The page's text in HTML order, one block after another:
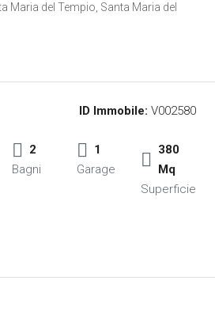
Maria del Tempio, Santa Maria del
ID Immobile: V002580
2
Bagni
1
Garage
380
Mq
Superficie